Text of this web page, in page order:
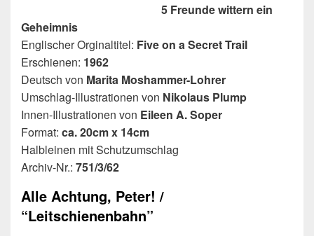
5 Freunde wittern ein
Geheimnis
Englischer Orginaltitel: Five on a Secret Trail
Erschienen: 1962
Deutsch von Marita Moshammer-Lohrer
Umschlag-Illustrationen von Nikolaus Plump
Innen-Illustrationen von Eileen A. Soper
Format: ca. 20cm x 14cm
Halbleinen mit Schutzumschlag
Archiv-Nr.: 751/3/62
Alle Achtung, Peter! /
“Leitschienenbahn”